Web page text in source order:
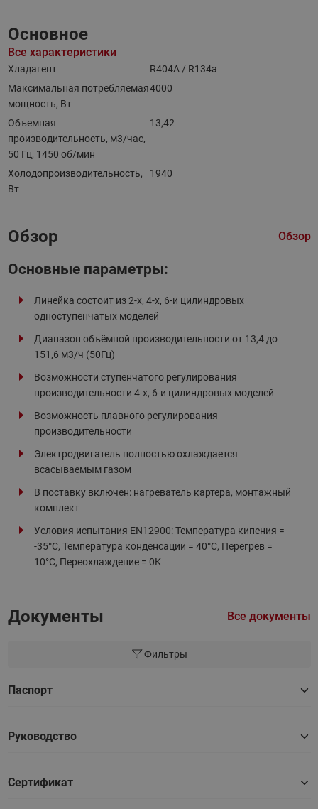
Основное
Все характеристики
Хладагент
R404A / R134a
Максимальная потребляемая
мощность, Вт
4000
Объемная
производительность, м3/час,
50 Гц, 1450 об/мин
13,42
Холодопроизводительность,
Вт
1940
Обзор Обзор
Основные параметры :
Линейка состоит из 2-х, 4-х, 6-и цилиндровых
одноступенчатых моделей
Диапазон объёмной производительности от 13,4 до
151,6 м3/ч (50Гц)
Возможности ступенчатого регулирования
производительности 4-х, 6-и цилиндровых моделей
Возможность плавного регулирования
производительности
Электродвигатель полностью охлаждается
всасываемым газом
В поставку включен: нагреватель картера, монтажный
комплект
Условия испытания EN12900: Температура кипения =
-35°С, Температура конденсации = 40°С, Перегрев =
10°С, Переохлаждение = 0К
Документы Все документы
Фильтры
Паспорт
Руководство
Сертификат